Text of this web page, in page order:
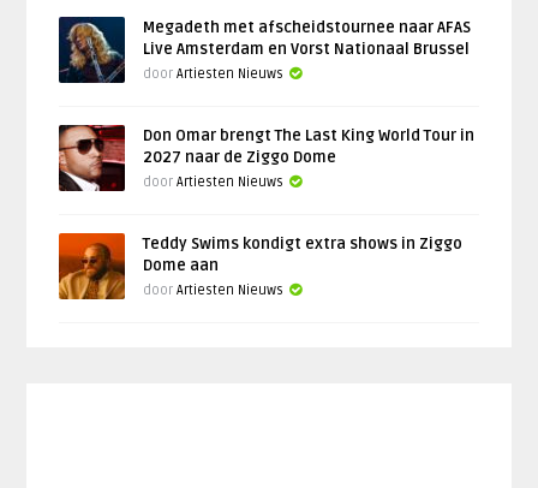
Megadeth met afscheidstournee naar AFAS
Live Amsterdam en Vorst Nationaal Brussel
doorArtiesten Nieuws
Don Omar brengt The Last King World Tour in
2027 naar de Ziggo Dome
doorArtiesten Nieuws
Teddy Swims kondigt extra shows in Ziggo
Dome aan
doorArtiesten Nieuws